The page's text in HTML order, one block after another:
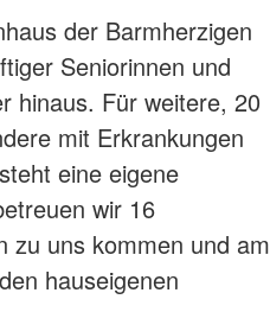
der Barmherzigen
Seniorinnen und
hinaus. Für weitere, 20
mit Erkrankungen
eine eigene
wir 16
zu uns kommen und am
hauseigenen